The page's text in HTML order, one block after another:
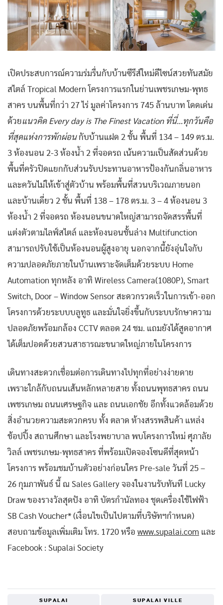
เปิดประสบการณ์ความร่มรื่นกับบ้านซีรีส์ใหม่ดีไซน์สวยทันสมัย
สไตล์ Tropical Modern โครงการแรกในย่านเพชรเกษม-พุทธ
สาคร บนพื้นที่กว่า 27 ไร่ มูลค่าโครงการ 745 ล้านบาท โดดเด่น
ด้วยแนวคิด Every day is The Finest Vacation ที่นี่…ทุกวันคือ
ที่สุดแห่งการพักผ่อน กับบ้านแฝด 2 ชั้น พื้นที่ 134 – 149 ตร.ม.
3 ห้องนอน 2-3 ห้องน้ำ 2 ที่จอดรถ เน้นความเป็นสัดส่วนด้วย
พื้นที่ครัวปิดแยกกับส่วนรับประทานอาหารป้องกันกลิ่นอาหาร
และควันไม่ให้เข้าสู่ตัวบ้าน พร้อมพื้นที่สวนบริเวณภายนอก
และบ้านเดี่ยว 2 ชั้น พื้นที่ 138 – 178 ตร.ม. 3 – 4 ห้องนอน 3
ห้องน้ำ 2 ที่จอดรถ ห้องนอนขนาดใหญ่สามารถจัดสรรพื้นที่
แต่งตัวตามไลฟ์สไตล์ และห้องนอนชั้นล่าง Multifunction
สามารถปรับใช้เป็นห้องนอนผู้สูงอายุ นอกจากนี้ยังอุ่นใจกับ
ความปลอดภัยภายในบ้านเพราะจัดเต็มด้วยระบบ Home
Automation ทุกหลัง อาทิ Wireless Camera(1080P), Smart
Switch, Door – Window Sensor สะดวกรวดเร็วในการเข้า-ออก
โครงการด้วยระบบบลูทูธ และมั่นใจยิ่งขึ้นกับระบบรักษาความ
ปลอดภัยพร้อมกล้อง CCTV ตลอด 24 ชม. แถมยังได้สูดอากาศ
ได้เต็มปอดด้วยสวนสาธารณะขนาดใหญ่ภายในโครงการ
เดินทางสะดวกเชื่อมต่อการเดินทางไปทุกที่อย่างง่ายดาย
เพราะใกล้กับถนนเส้นหลักหลายสาย ทั้งถนนพุทธสาคร ถนน
เพชรเกษม ถนนเศรษฐกิจ และ ถนนเอกชัย อีกทั้งแวดล้อมด้วย
สิ่งอำนวยความสะดวกครบ ทั้ง ตลาด ห้างสรรพสินค้า แหล่ง
ช้อปปิ้ง สถานศึกษา และโรงพยาบาล พบโครงการใหม่ ศุภาลัย
วิลล์ เพชรเกษม-พุทธสาคร ที่พร้อมเปิดจองโซนดีที่สุดหน้า
โครงการ พร้อมชมบ้านตัวอย่างก่อนใคร Pre-sale วันที่ 25 –
26 กุมภาพันธ์ นี้ ณ Sales Gallery จองในงานรับทันที Lucky
Draw ของรางวัลสุดปัง อาทิ บัตรกำนัลทอง ชุดเครื่องใช้ไฟฟ้า
SB Cash Voucher* (เงื่อนไขเป็นไปตามที่บริษัทฯกำหนด)
สอบถามข้อมูลเพิ่มเติม โทร. 1720 หรือ www.supalai.com และ
Facebook : Supalai Society
SUPALAI
SUPALAI VILLE